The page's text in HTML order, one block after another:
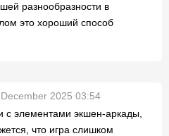
разнообразности в
это хороший способ
2025 03:54
с элементами экшен-аркады,
что игра слишком